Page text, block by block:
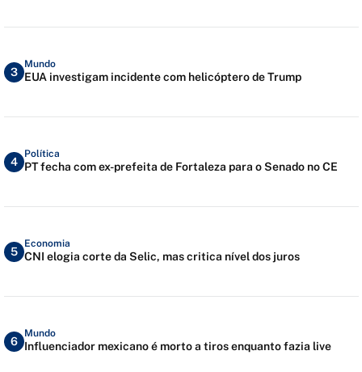
3
Mundo
EUA investigam incidente com helicóptero de Trump
4
Política
PT fecha com ex-prefeita de Fortaleza para o Senado no CE
5
Economia
CNI elogia corte da Selic, mas critica nível dos juros
6
Mundo
Influenciador mexicano é morto a tiros enquanto fazia live